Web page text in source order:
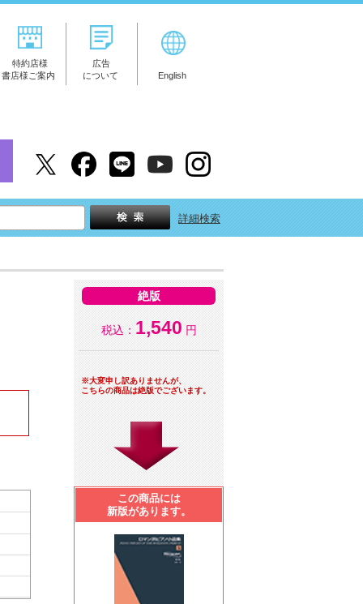
特約店様
書店様ご案内
広告
について
English
詳細検索
絶版
税込： 1,540 円
※大変申し訳ありませんが、
こちらの商品は絶版でございます。
この商品には
新版があります。